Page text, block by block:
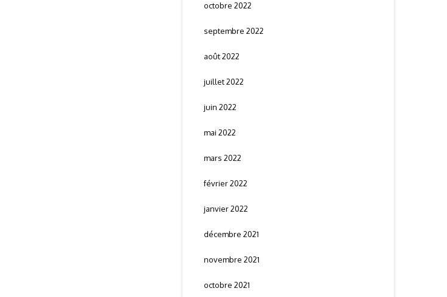
octobre 2022
septembre 2022
août 2022
juillet 2022
juin 2022
mai 2022
mars 2022
février 2022
janvier 2022
décembre 2021
novembre 2021
octobre 2021